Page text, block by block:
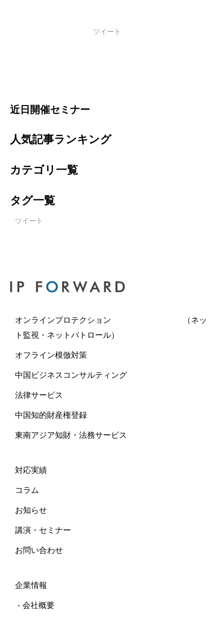
ツイート
近日開催セミナー
人気記事ランキング
カテゴリ一覧
タグ一覧
ツイート
オンラインプロテクション （ネッ
ト監視・ネットパトロール）
オフライン模倣対策
中国ビジネスコンサルティング
法律サービス
中国知的財産権登録
東南アジア知財・法務サービス
対応実績
コラム
お知らせ
講演・セミナー
お問い合わせ
企業情報
会社概要